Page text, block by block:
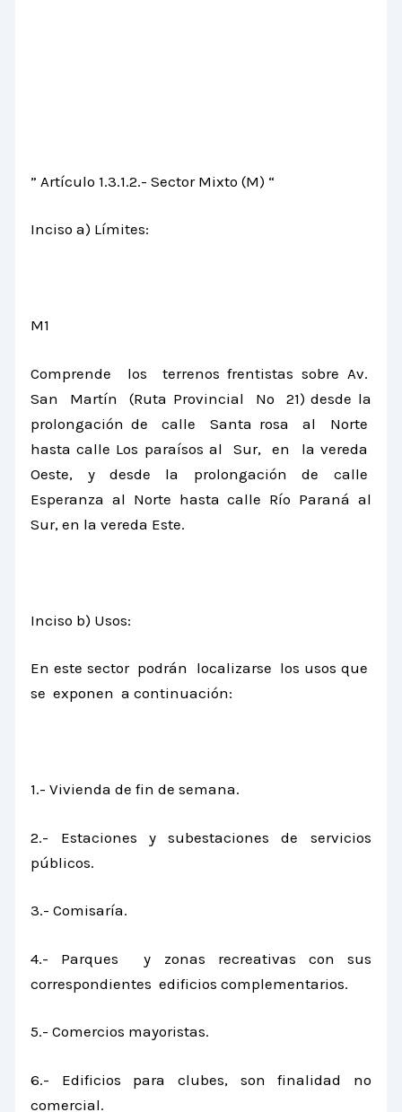
” Artículo 1.3.1.2.- Sector Mixto (M) “
Inciso a) Límites:
M1
Comprende los terrenos frentistas sobre Av.
San Martín (Ruta Provincial Nº 21) desde la
prolongación de calle Santa rosa al Norte
hasta calle Los paraísos al Sur, en la vereda
Oeste, y desde la prolongación de calle
Esperanza al Norte hasta calle Río Paraná al
Sur, en la vereda Este.
Inciso b) Usos:
En este sector podrán localizarse los usos que
se exponen a continuación:
1.- Vivienda de fin de semana.
2.- Estaciones y subestaciones de servicios
públicos.
3.- Comisaría.
4.- Parques y zonas recreativas con sus
correspondientes edificios complementarios.
5.- Comercios mayoristas.
6.- Edificios para clubes, son finalidad no
comercial.